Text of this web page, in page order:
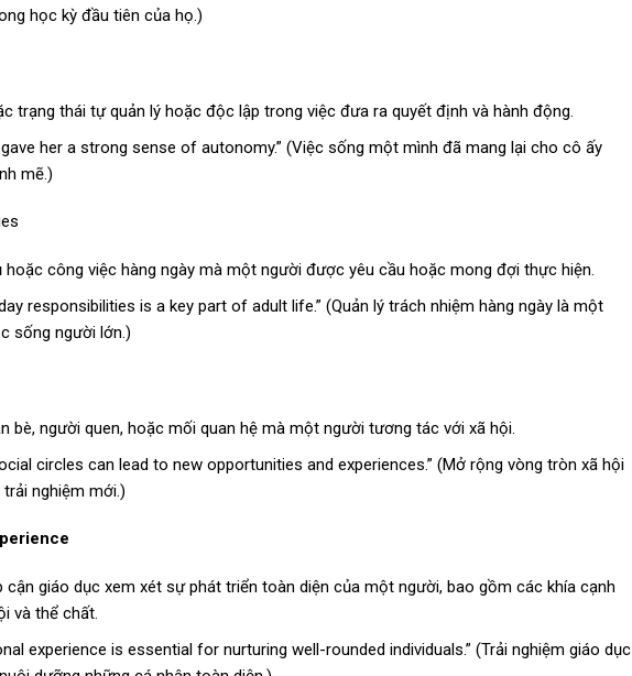
học kỳ đầu tiên của họ.)
trạng thái tự quản lý hoặc độc lập trong việc đưa ra quyết định và hành động.
her a strong sense of autonomy.” (Việc sống một mình đã mang lại cho cô ấy
mẽ.)
hoặc công việc hàng ngày mà một người được yêu cầu hoặc mong đợi thực hiện.
responsibilities is a key part of adult life.” (Quản lý trách nhiệm hàng ngày là một
sống người lớn.)
bè, người quen, hoặc mối quan hệ mà một người tương tác với xã hội.
circles can lead to new opportunities and experiences.” (Mở rộng vòng tròn xã hội
nghiệm mới.)
cận giáo dục xem xét sự phát triển toàn diện của một người, bao gồm các khía cạnh
và thể chất.
experience is essential for nurturing well-rounded individuals.” (Trải nghiệm giáo dục